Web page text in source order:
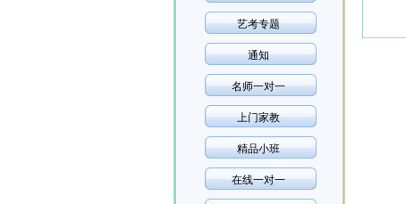
艺考专题
通知
名师一对一
上门家教
精品小班
在线一对一